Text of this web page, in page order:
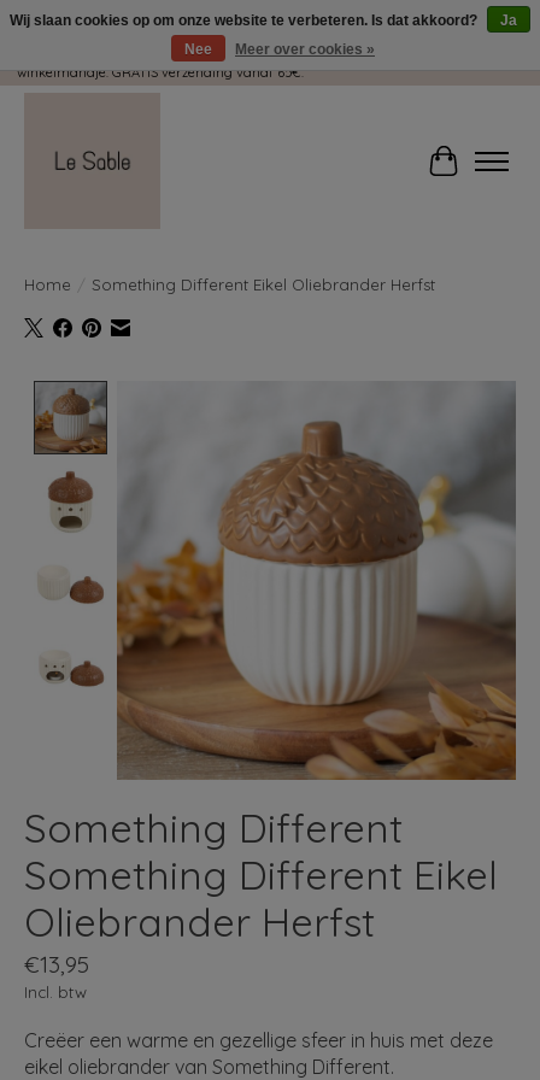
Wij pakken met plezier jouw kadootjes GRATIS in! Duid dit zeker aan in je
winkelmandje. GRATIS verzending vanaf 65€.
Home Something Different Eikel Oliebrander Herfst
Something Different
Something Different Eikel
Oliebrander Herfst
€13,95
Incl. btw
Creëer een warme en gezellige sfeer in huis met deze
eikel oliebrander van Something Different.
Wij slaan cookies op om onze website te verbeteren. Is dat akkoord?
Ja
Nee
Meer over cookies »